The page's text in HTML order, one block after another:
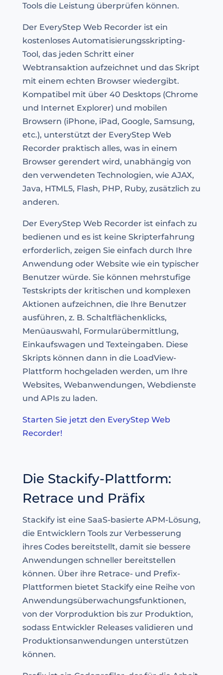
Tools die Leistung überprüfen können.
Der EveryStep Web Recorder ist ein
kostenloses Automatisierungsskripting-
Tool, das jeden Schritt einer
Webtransaktion aufzeichnet und das Skript
mit einem echten Browser wiedergibt.
Kompatibel mit über 40 Desktops (Chrome
und Internet Explorer) und mobilen
Browsern (iPhone, iPad, Google, Samsung,
etc.), unterstützt der EveryStep Web
Recorder praktisch alles, was in einem
Browser gerendert wird, unabhängig von
den verwendeten Technologien, wie AJAX,
Java, HTML5, Flash, PHP, Ruby, zusätzlich zu
anderen.
Der EveryStep Web Recorder ist einfach zu
bedienen und es ist keine Skripterfahrung
erforderlich, zeigen Sie einfach durch Ihre
Anwendung oder Website wie ein typischer
Benutzer würde. Sie können mehrstufige
Testskripts der kritischen und komplexen
Aktionen aufzeichnen, die Ihre Benutzer
ausführen, z. B. Schaltflächenklicks,
Menüauswahl, Formularübermittlung,
Einkaufswagen und Texteingaben. Diese
Skripts können dann in die LoadView-
Plattform hochgeladen werden, um Ihre
Websites, Webanwendungen, Webdienste
und APIs zu laden.
Starten Sie jetzt den EveryStep Web
Recorder!
Die Stackify-Plattform:
Retrace und Präfix
Stackify ist eine SaaS-basierte APM-Lösung,
die Entwicklern Tools zur Verbesserung
ihres Codes bereitstellt, damit sie bessere
Anwendungen schneller bereitstellen
können. Über ihre Retrace- und Prefix-
Plattformen bietet Stackify eine Reihe von
Anwendungsüberwachungsfunktionen,
von der Vorproduktion bis zur Produktion,
sodass Entwickler Releases validieren und
Produktionsanwendungen unterstützen
können.